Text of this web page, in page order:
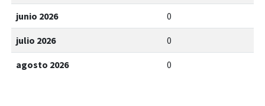
junio 2026 0
julio 2026 0
agosto 2026 0